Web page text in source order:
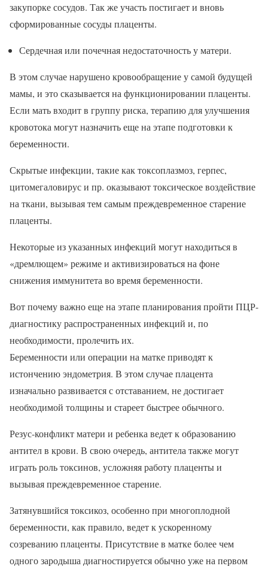
закупорке сосудов. Так же участь постигает и вновь
сформированные сосуды плаценты.
Сердечная или почечная недостаточность у матери.
В этом случае нарушено кровообращение у самой будущей
мамы, и это сказывается на функционировании плаценты.
Если мать входит в группу риска, терапию для улучшения
кровотока могут назначить еще на этапе подготовки к
беременности.
Скрытые инфекции, такие как токсоплазмоз, герпес,
цитомегаловирус и пр. оказывают токсическое воздействие
на ткани, вызывая тем самым преждевременное старение
плаценты.
Некоторые из указанных инфекций могут находиться в
«дремлющем» режиме и активизироваться на фоне
снижения иммунитета во время беременности.
Вот почему важно еще на этапе планирования пройти ПЦР-
диагностику распространенных инфекций и, по
необходимости, пролечить их.
Беременности или операции на матке приводят к
истончению эндометрия. В этом случае плацента
изначально развивается с отставанием, не достигает
необходимой толщины и стареет быстрее обычного.
Резус-конфликт матери и ребенка ведет к образованию
антител в крови. В свою очередь, антитела также могут
играть роль токсинов, усложняя работу плаценты и
вызывая преждевременное старение.
Затянувшийся токсикоз, особенно при многоплодной
беременности, как правило, ведет к ускоренному
созреванию плаценты. Присутствие в матке более чем
одного зародыша диагностируется обычно уже на первом